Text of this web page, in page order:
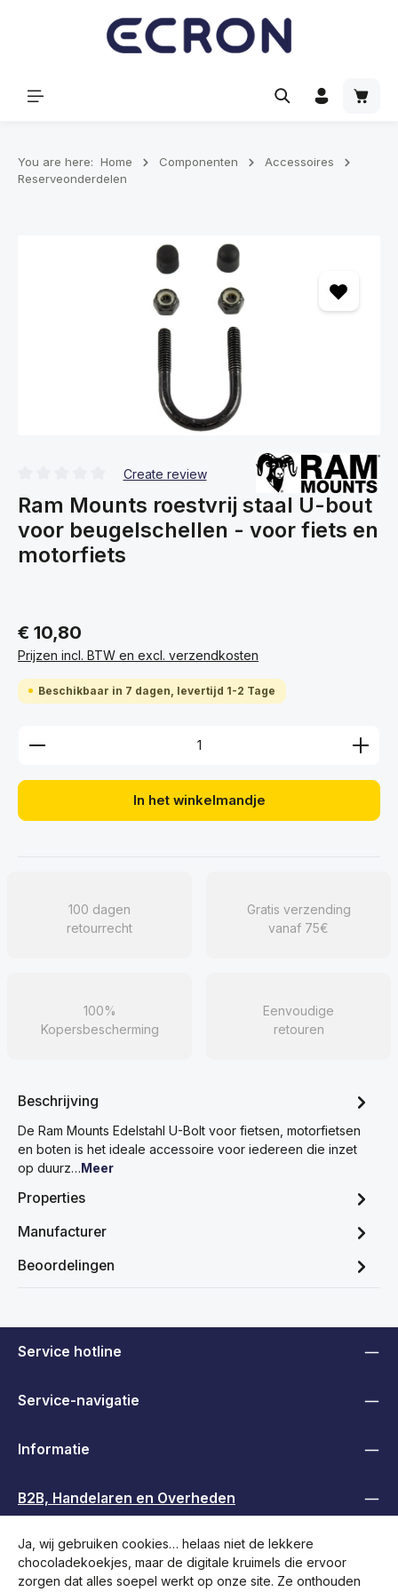
You are here: Home Componenten
Accessoires
Reserveonderdelen
Afbeeldingengalerij overslaan
Gemiddelde waardering van 0 van 5 sterren
Create review
Ram Mounts roestvrij staal U-bout
voor beugelschellen - voor fiets en
motorfiets
€ 10,80
Prijzen incl. BTW en excl. verzendkosten
Beschikbaar in 7 dagen, levertijd 1-2 Tage
Producthoeveelheid: Voer de gewenste
In het winkelmandje
100 dagen
retourrecht
Gratis verzending
vanaf 75€
100%
Kopersbescherming
Eenvoudige
retouren
Beschrijving
De Ram Mounts Edelstahl U-Bolt voor fietsen, motorfietsen
en boten is het ideale accessoire voor iedereen die inzet
op duurz…Meer
Properties
Manufacturer
Beoordelingen
Service hotline
Service-navigatie
Informatie
B2B, Handelaren en Overheden
Volg ons
Ja, wij gebruiken cookies… helaas niet de lekkere
chocoladekoekjes, maar de digitale kruimels die ervoor
zorgen dat alles soepel werkt op onze site. Ze onthouden